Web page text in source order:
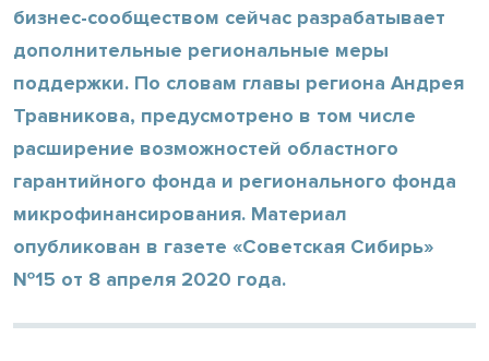
бизнес-сообществом сейчас разрабатывает
дополнительные региональные меры
поддержки. По словам главы региона Андрея
Травникова, предусмотрено в том числе
расширение возможностей областного
гарантийного фонда и регионального фонда
микрофинансирования. Материал
опубликован в газете «Советская Сибирь»
№15 от 8 апреля 2020 года.